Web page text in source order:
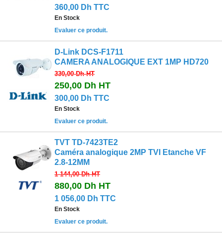
360,00 Dh TTC
En Stock
Evaluer ce produit.
D-Link DCS-F1711
CAMERA ANALOGIQUE EXT 1MP HD720
330,00 DhHT
250,00 Dh HT
300,00 Dh TTC
En Stock
Evaluer ce produit.
TVT TD-7423TE2
Caméra analogique 2MP TVI Etanche VF
2.8-12MM
1 144,00 DhHT
880,00 Dh HT
1 056,00 Dh TTC
En Stock
Evaluer ce produit.